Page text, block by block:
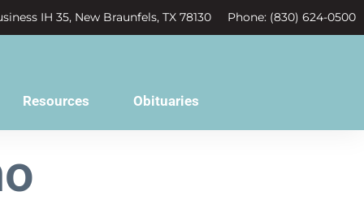
IH 35, New Braunfels, TX 78130 Phone: (830) 624-0500
Resources Obituaries